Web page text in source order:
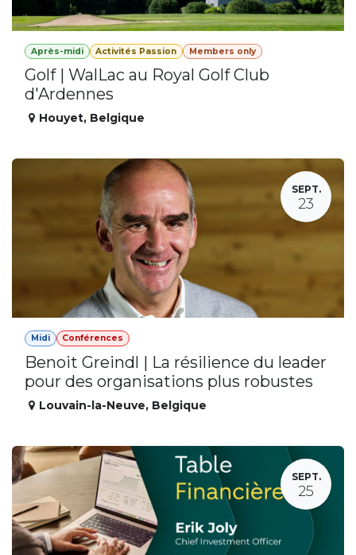
Après-midi Activités Passion Members only
Golf | WalLac au Royal Golf Club
d'Ardennes
Houyet, Belgique
SEPT.
23
Midi Conférences
Benoit Greindl | La résilience du leader
pour des organisations plus robustes
Louvain-la-Neuve, Belgique
SEPT.
25